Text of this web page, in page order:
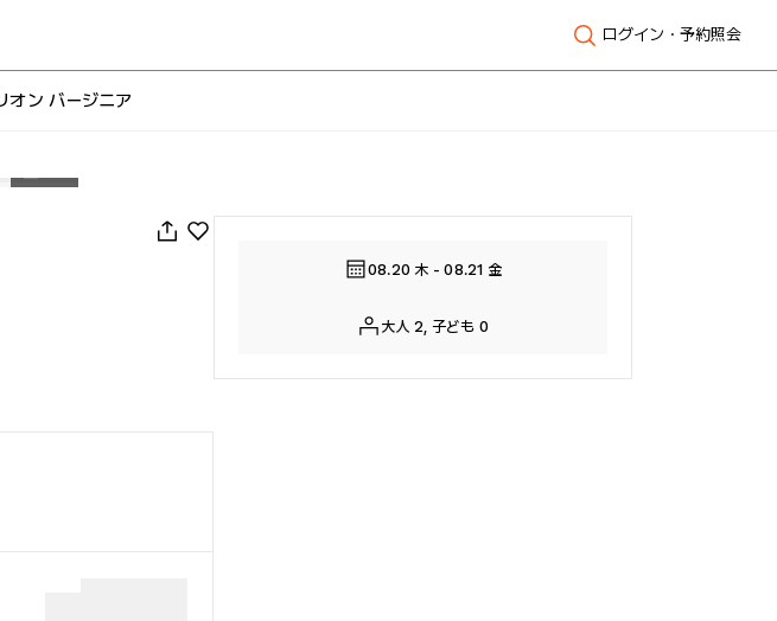
ログイン・予約照会
オン バージニア
08.20 木 - 08.21 金
大人 2, 子ども 0